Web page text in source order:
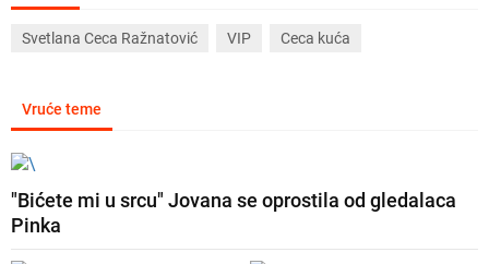
Svetlana Ceca Ražnatović VIP Ceca kuća
Vruće teme
"Bićete mi u srcu" Jovana se oprostila od gledalaca
Pinka